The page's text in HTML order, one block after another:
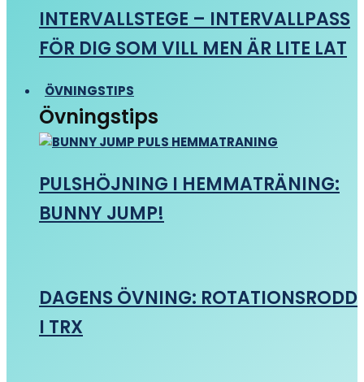
INTERVALLSTEGE – INTERVALLPASS
FÖR DIG SOM VILL MEN ÄR LITE LAT
ÖVNINGSTIPS
Övningstips
PULSHÖJNING I HEMMATRÄNING:
BUNNY JUMP!
DAGENS ÖVNING: ROTATIONSRODD
I TRX